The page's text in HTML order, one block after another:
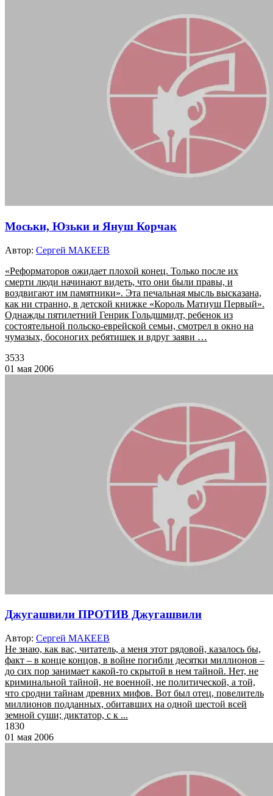
Моськи, Юзьки и Януш Корчак
Автор: Сергей МАКЕЕВ
«Реформаторов ожидает плохой конец. Только после их
смерти люди начинают видеть, что они были правы, и
воздвигают им памятники». Эта печальная мысль высказана,
как ни странно, в детской книжке «Король Матиуш Первый».
Однажды пятилетний Генрик Гольдшмидт, ребенок из
состоятельной польско-еврейской семьи, смотрел в окно на
чумазых, босоногих ребятишек и вдруг заяви …
3533
01 мая 2006
Джугашвили ПРОТИВ Джугашвили
Автор: Сергей МАКЕЕВ
Не знаю, как вас, читатель, а меня этот рядовой, казалось бы,
факт – в конце концов, в войне погибли десятки миллионов –
до сих пор занимает какой-то скрытой в нем тайной. Нет, не
криминальной тайной, не военной, не политической, а той,
что сродни тайнам древних мифов. Вот был отец, повелитель
миллионов подданных, обитавших на одной шестой всей
земной суши; диктатор, с к ...
1830
01 мая 2006